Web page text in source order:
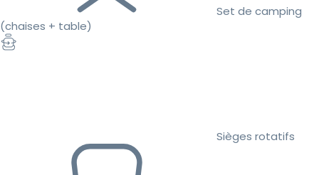
Set de camping
(chaises + table)
Sièges rotatifs